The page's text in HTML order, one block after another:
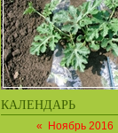
КАЛЕНДАРЬ
« Ноябрь 2016